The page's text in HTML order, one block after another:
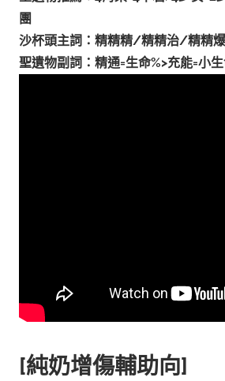
團
沙杯頭主詞：精精精/精精治/精精爆
聖遺物副詞：精通=生命%>充能=小
[純奶增傷輔助向]